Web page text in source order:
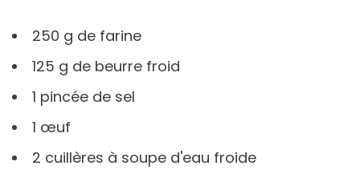
250 g de farine
125 g de beurre froid
1 pincée de sel
1 œuf
2 cuillères à soupe d'eau froide